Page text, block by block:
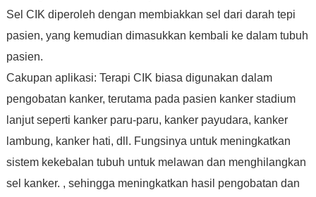
Sel CIK diperoleh dengan membiakkan sel dari darah tepi
pasien, yang kemudian dimasukkan kembali ke dalam tubuh
pasien.
Cakupan aplikasi: Terapi CIK biasa digunakan dalam
pengobatan kanker, terutama pada pasien kanker stadium
lanjut seperti kanker paru-paru, kanker payudara, kanker
lambung, kanker hati, dll. Fungsinya untuk meningkatkan
sistem kekebalan tubuh untuk melawan dan menghilangkan
sel kanker. , sehingga meningkatkan hasil pengobatan dan